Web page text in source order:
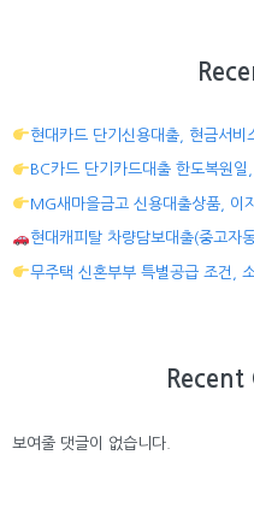
현대카드 단기신용대출, 현금서
BC카드 단기카드대출 한도복원
MG새마을금고 신용대출상품, 이
현대캐피탈 차량담보대출(중고자
무주택 신혼부부 특별공급 조건,
Recent
보여줄 댓글이 없습니다.